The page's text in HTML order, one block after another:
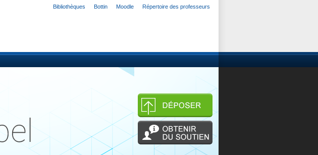
Bibliothèques Bottin Moodle Répertoire des professeurs